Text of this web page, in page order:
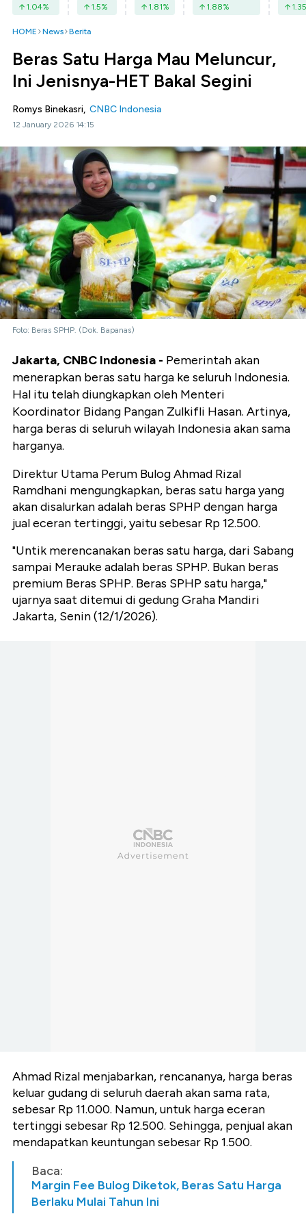
1.04% 1.5% 1.81% 1.88% 1.35
HOME News Berita
Beras Satu Harga Mau Meluncur,
Ini Jenisnya-HET Bakal Segini
Romys Binekasri, CNBC Indonesia
12 January 2026 14:15
Foto: Beras SPHP. (Dok. Bapanas)
Jakarta, CNBC Indonesia - Pemerintah akan
menerapkan beras satu harga ke seluruh Indonesia.
Hal itu telah diungkapkan oleh Menteri
Koordinator Bidang Pangan Zulkifli Hasan. Artinya,
harga beras di seluruh wilayah Indonesia akan sama
harganya.
Direktur Utama Perum Bulog Ahmad Rizal
Ramdhani mengungkapkan, beras satu harga yang
akan disalurkan adalah beras SPHP dengan harga
jual eceran tertinggi, yaitu sebesar Rp 12.500.
"Untik merencanakan beras satu harga, dari Sabang
sampai Merauke adalah beras SPHP. Bukan beras
premium Beras SPHP. Beras SPHP satu harga,"
ujarnya saat ditemui di gedung Graha Mandiri
Jakarta, Senin (12/1/2026).
Ahmad Rizal menjabarkan, rencananya, harga beras
keluar gudang di seluruh daerah akan sama rata,
sebesar Rp 11.000. Namun, untuk harga eceran
tertinggi sebesar Rp 12.500. Sehingga, penjual akan
mendapatkan keuntungan sebesar Rp 1.500.
Baca:
Margin Fee Bulog Diketok, Beras Satu Harga
Berlaku Mulai Tahun Ini